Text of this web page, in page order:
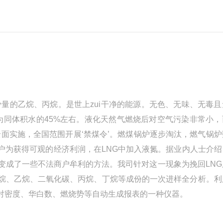
的乙烷、丙烷。是世上zui干净的能源。无色、无味、无毒
体积水的45%左右。液化天然气燃烧后对空气污染非常小
施，全国范围开展‘禁煤令’。燃煤锅炉逐步淘汰，燃气锅
获得可观的经济利润，在LNG中加入液氮。据业内人士介
了一些不法商户牟利的方法。我司针对这一现象为挽回
乙烷、二氧化碳、丙烷、丁烷等成份的一次进样全分析。
度、华白数、燃烧势等自动生成报表的一种仪器。